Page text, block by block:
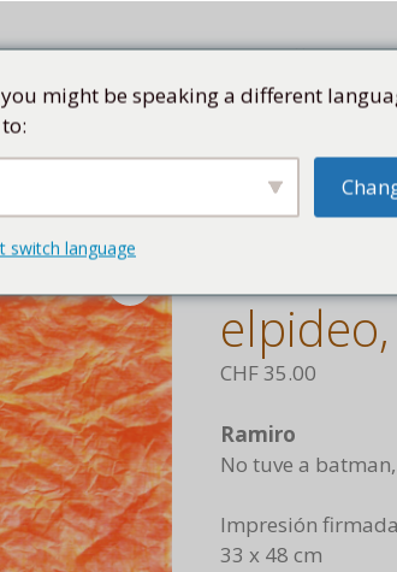
ARTISTAS KUBA
No
CHF35.00
Ramiro
No tuve a
Impresión
33 x 48 cm
might be speaking a different
switch language